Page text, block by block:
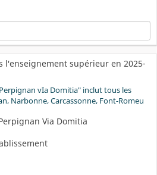
l'enseignement supérieur en 2025-
vIa Domitia" inclut tous les
Narbonne, Carcassonne, Font-Romeu
Via Domitia